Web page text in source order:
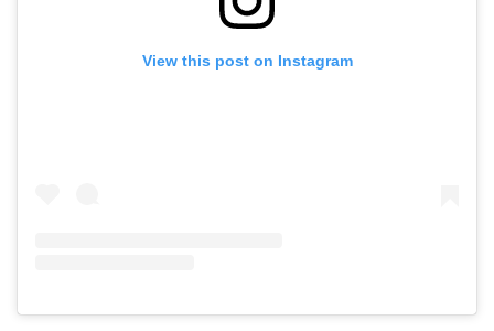
View this post on Instagram